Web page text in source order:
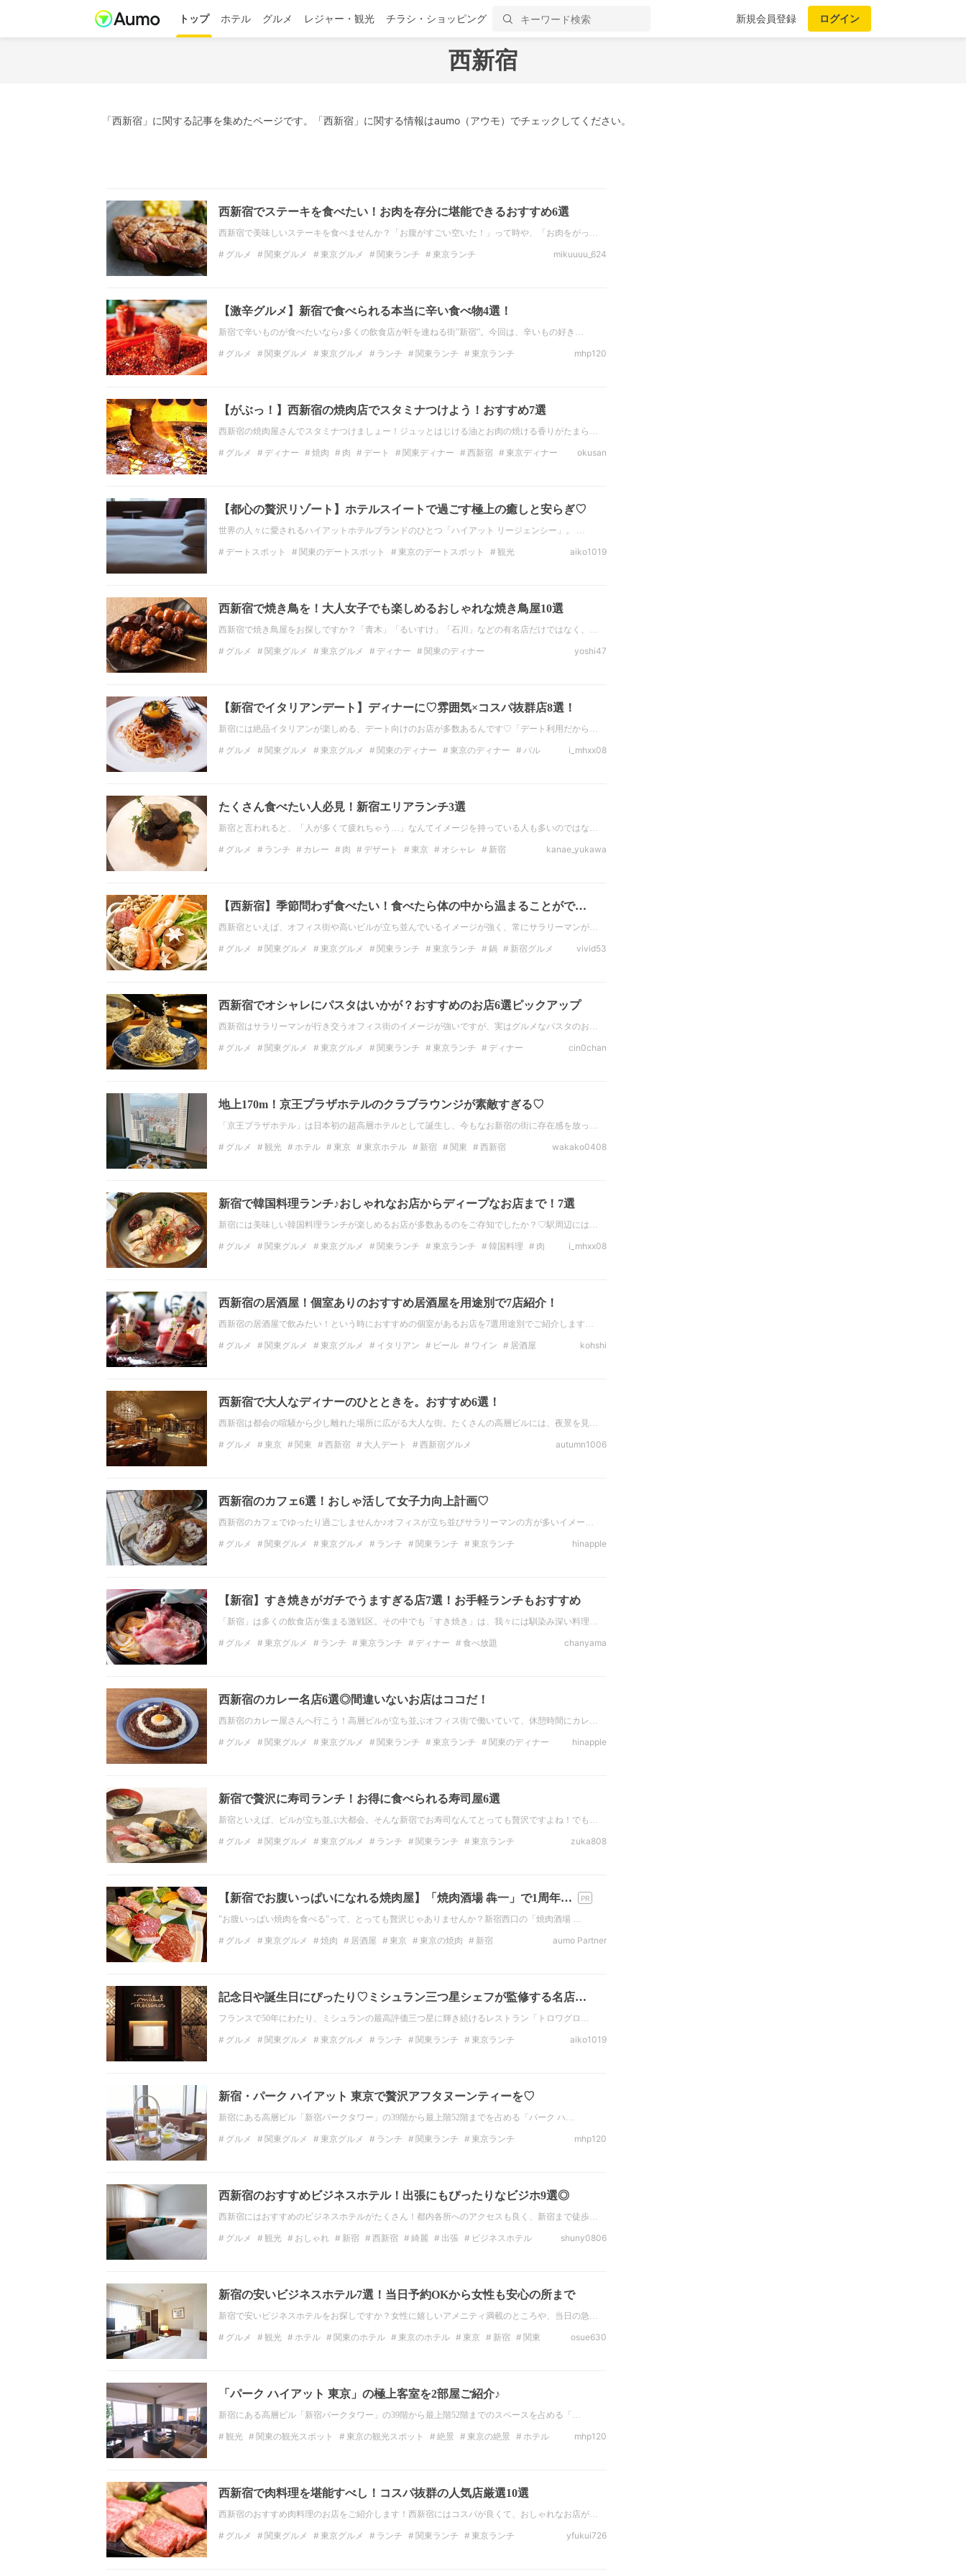
トップ ホテル グルメ レジャー・観光 チラシ・ショッピング 新規会員登録 ログイン
西新宿
「西新宿」に関する記事を集めたページです。「西新宿」に関する情報はaumo（アウモ）でチェックしてください。
西新宿でステーキを食べたい！お肉を存分に堪能できるおすすめ6選
西新宿で美味しいステーキを食べませんか？「お腹がすごい空いた！」って時や、「お肉をがっ…
グルメ 関東グルメ 東京グルメ 関東ランチ
東京ランチ
mikuuuu_624
【激辛グルメ】新宿で食べられる本当に辛い食べ物4選！
新宿で辛いものが食べたいなら♪多くの飲食店が軒を連ねる街”新宿”。今回は、辛いもの好き…
グルメ 関東グルメ 東京グルメ ランチ 関東ランチ
東京ランチ
mhp120
【がぶっ！】西新宿の焼肉店でスタミナつけよう！おすすめ7選
西新宿の焼肉屋さんでスタミナつけましょー！ジュッとはじける油とお肉の焼ける香りがたまら…
グルメ ディナー 焼肉 肉 デート 関東ディナー 西新宿
東京ディナー
okusan
【都心の贅沢リゾート】ホテルスイートで過ごす極上の癒しと安らぎ♡
世界の人々に愛されるハイアットホテルブランドのひとつ「ハイアット リージェンシー」。 …
デートスポット 関東のデートスポット 東京のデートスポット
観光
aiko1019
西新宿で焼き鳥を！大人女子でも楽しめるおしゃれな焼き鳥屋10選
西新宿で焼き鳥屋をお探しですか？「青木」「るいすけ」「石川」などの有名店だけではなく、…
グルメ 関東グルメ 東京グルメ ディナー
関東のディナー
yoshi47
【新宿でイタリアンデート】ディナーに♡雰囲気×コスパ抜群店8選！
新宿には絶品イタリアンが楽しめる、デート向けのお店が多数あるんです♡「デート利用だから…
グルメ 関東グルメ 東京グルメ 関東のディナー 東京のディナー
バル
i_mhxx08
たくさん食べたい人必見！新宿エリアランチ3選
新宿と言われると、「人が多くて疲れちゃう…」なんてイメージを持っている人も多いのではな…
グルメ ランチ カレー 肉 デザート 東京 オシャレ
新宿
kanae_yukawa
【西新宿】季節問わず食べたい！食べたら体の中から温まることがで…
西新宿といえば、オフィス街や高いビルが立ち並んでいるイメージが強く、常にサラリーマンが…
グルメ 関東グルメ 東京グルメ 関東ランチ 東京ランチ 鍋
新宿グルメ
vivid53
西新宿でオシャレにパスタはいかが？おすすめのお店6選ピックアップ
西新宿はサラリーマンが行き交うオフィス街のイメージが強いですが、実はグルメなパスタのお…
グルメ 関東グルメ 東京グルメ 関東ランチ 東京ランチ
ディナー
cin0chan
地上170m！京王プラザホテルのクラブラウンジが素敵すぎる♡
「京王プラザホテル」は日本初の超高層ホテルとして誕生し、今もなお新宿の街に存在感を放っ…
グルメ 観光 ホテル 東京 東京ホテル 新宿 関東
西新宿
wakako0408
新宿で韓国料理ランチ♪おしゃれなお店からディープなお店まで！7選
新宿には美味しい韓国料理ランチが楽しめるお店が多数あるのをご存知でしたか？♡駅周辺には…
グルメ 関東グルメ 東京グルメ 関東ランチ 東京ランチ 韓国料理
肉
i_mhxx08
西新宿の居酒屋！個室ありのおすすめ居酒屋を用途別で7店紹介！
西新宿の居酒屋で飲みたい！という時におすすめの個室があるお店を7選用途別でご紹介します…
グルメ 関東グルメ 東京グルメ イタリアン ビール ワイン
居酒屋
kohshi
西新宿で大人なディナーのひとときを。おすすめ6選！
西新宿は都会の喧騒から少し離れた場所に広がる大人な街。たくさんの高層ビルには、夜景を見…
グルメ 東京 関東 西新宿 大人デート
西新宿グルメ
autumn1006
西新宿のカフェ6選！おしゃ活して女子力向上計画♡
西新宿のカフェでゆったり過ごしませんか♪オフィスが立ち並びサラリーマンの方が多いイメー…
グルメ 関東グルメ 東京グルメ ランチ 関東ランチ
東京ランチ
hinapple
【新宿】すき焼きがガチでうますぎる店7選！お手軽ランチもおすすめ
「新宿」は多くの飲食店が集まる激戦区。その中でも「すき焼き」は、我々には馴染み深い料理…
グルメ 東京グルメ ランチ 東京ランチ ディナー
食べ放題
chanyama
西新宿のカレー名店6選◎間違いないお店はココだ！
西新宿のカレー屋さんへ行こう！高層ビルが立ち並ぶオフィス街で働いていて、休憩時間にカレ…
グルメ 関東グルメ 東京グルメ 関東ランチ 東京ランチ
関東のディナー
hinapple
新宿で贅沢に寿司ランチ！お得に食べられる寿司屋6選
新宿といえば、ビルが立ち並ぶ大都会。そんな新宿でお寿司なんてとっても贅沢ですよね！でも…
グルメ 関東グルメ 東京グルメ ランチ 関東ランチ
東京ランチ
zuka808
【新宿でお腹いっぱいになれる焼肉屋】「焼肉酒場 犇一」で1周年…
"お腹いっぱい焼肉を食べる"って、とっても贅沢じゃありませんか？新宿西口の「焼肉酒場 …
グルメ 東京グルメ 焼肉 居酒屋 東京 東京の焼肉
新宿
aumo Partner
記念日や誕生日にぴったり♡ミシュラン三つ星シェフが監修する名店…
フランスで50年にわたり、ミシュランの最高評価三つ星に輝き続けるレストラン「トロワグロ…
グルメ 関東グルメ 東京グルメ ランチ 関東ランチ
東京ランチ
aiko1019
新宿・パーク ハイアット 東京で贅沢アフタヌーンティーを♡
新宿にある高層ビル「新宿パークタワー」の39階から最上階52階までを占める「パーク ハ…
グルメ 関東グルメ 東京グルメ ランチ 関東ランチ
東京ランチ
mhp120
西新宿のおすすめビジネスホテル！出張にもぴったりなビジホ9選◎
西新宿にはおすすめのビジネスホテルがたくさん！都内各所へのアクセスも良く、新宿まで徒歩…
グルメ 観光 おしゃれ 新宿 西新宿 綺麗 出張
ビジネスホテル
shuny0806
新宿の安いビジネスホテル7選！当日予約OKから女性も安心の所まで
新宿で安いビジネスホテルをお探しですか？女性に嬉しいアメニティ満載のところや、当日の急…
グルメ 観光 ホテル 関東のホテル 東京のホテル 東京 新宿
関東
osue630
「パーク ハイアット 東京」の極上客室を2部屋ご紹介♪
新宿にある高層ビル「新宿パークタワー」の39階から最上階52階までのスペースを占める「…
観光 関東の観光スポット 東京の観光スポット 絶景 東京の絶景
ホテル
mhp120
西新宿で肉料理を堪能すべし！コスパ抜群の人気店厳選10選
西新宿のおすすめ肉料理のお店をご紹介します！西新宿にはコスパが良くて、おしゃれなお店が…
グルメ 関東グルメ 東京グルメ ランチ 関東ランチ
東京ランチ
yfukui726